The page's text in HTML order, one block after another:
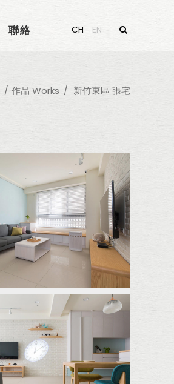
聯絡 CH EN
作品 Works 新竹東區 張宅